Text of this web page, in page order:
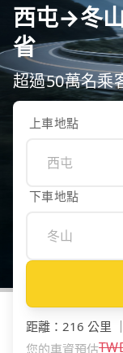
西屯→冬
省
超過50萬名乘
上車地點
下車地點
距離 ： 216 公里
您的車資預估